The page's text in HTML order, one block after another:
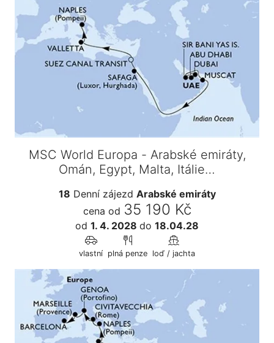
MSC World Europa - Arabské emiráty,
Omán, Egypt, Malta, Itálie…
18 Denní zájezd Arabské emiráty
cena od 35 190 Kč
od 1. 4. 2028 do 18.04.28
vlastní plná penze loď / jachta